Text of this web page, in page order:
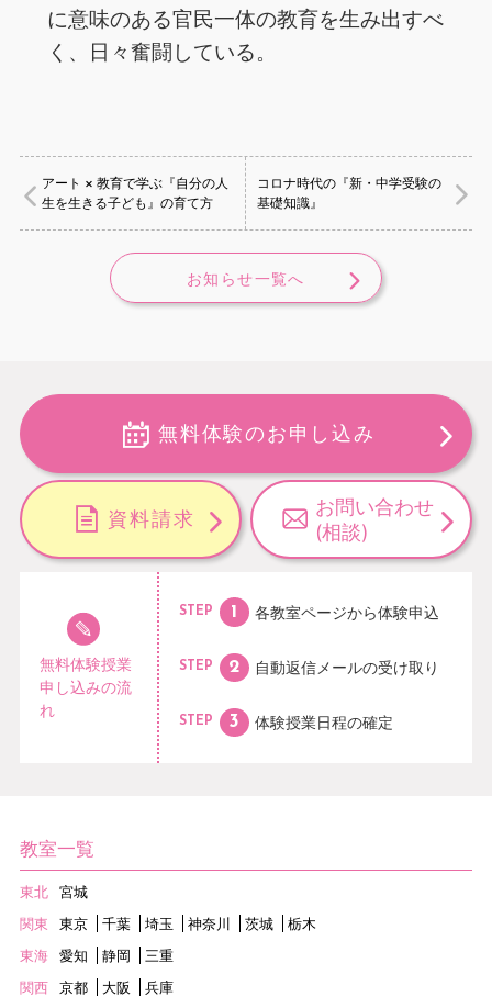
に意味のある官民一体の教育を生み出すべ
く、日々奮闘している。
アート × 教育で学ぶ『自分の人
生を生きる子ども』の育て方
コロナ時代の『新・中学受験の
基礎知識』
お知らせ一覧へ
無料体験のお申し込み
資料請求
お問い合わせ
(相談)
無料体験授業
申し込みの流
れ
STEP 各教室ページから体験申込
STEP 自動返信メールの受け取り
STEP 体験授業日程の確定
教室一覧
東北
宮城
関東
東京 千葉 埼玉 神奈川 茨城
栃木
東海
愛知 静岡
三重
関西
京都 大阪
兵庫